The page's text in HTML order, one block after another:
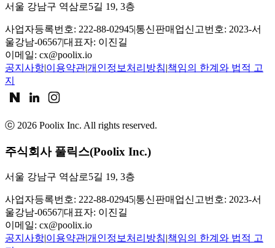
서울 강남구 역삼로5길 19, 3층
사업자등록번호: 222-88-02945|통신판매업신고번호: 2023-서
울강남-06567|대표자: 이진길
이메일: cx@poolix.io
공지사항|이용약관|개인정보처리방침|책임의 한계와 법적 고
지
ⓒ 2026 Poolix Inc. All rights reserved.
주식회사 풀릭스(Poolix Inc.)
서울 강남구 역삼로5길 19, 3층
사업자등록번호: 222-88-02945|통신판매업신고번호: 2023-서
울강남-06567|대표자: 이진길
이메일: cx@poolix.io
공지사항|이용약관|개인정보처리방침|책임의 한계와 법적 고